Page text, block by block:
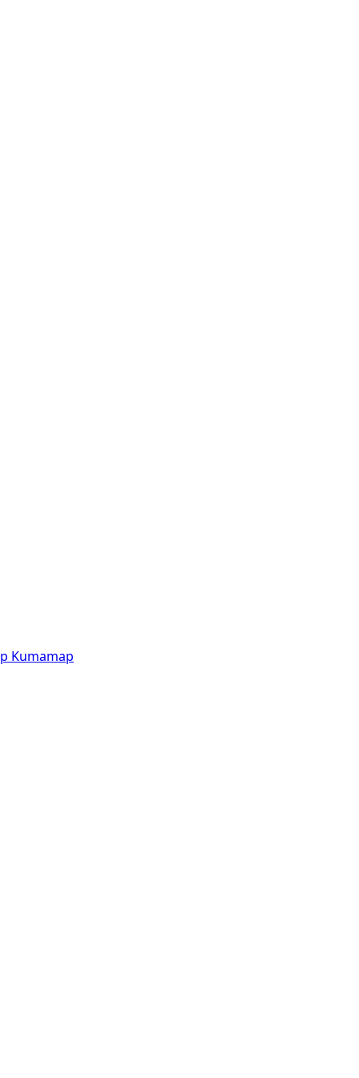
Kumamap